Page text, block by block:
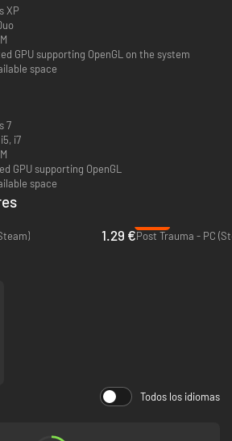
usted podrá:
entorno de trabajo: Utilice el ascensor para
y descubrir qué acecha en cada piso de
sus tareas o esconderse de monstruos de
pausa del café: Investigue a sus compañeros
sórdidos y sangrientos secretos.
: Solo usted puede elegir como
que tome sus decisiones con cuidado!
laborales: Algo respira en la oscuridad, use
para alumbrar su camino.
nuevos caminos ¡Todo sin dejar que la
de Yuppie Psycho, creada por Michael
11 Hall-A) aquí mismo: Bandcamp
XP
GPU supporting OpenGL on the system
space
7
i7
GPU supporting OpenGL
space
1.29 €Post Trauma - PC
Todos los idiomas